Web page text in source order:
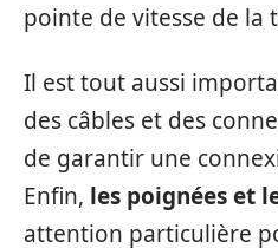
pointe de vitesse de
Il est tout aussi
des câbles et des
de garantir une
Enfin, les poignées et
attention particulière